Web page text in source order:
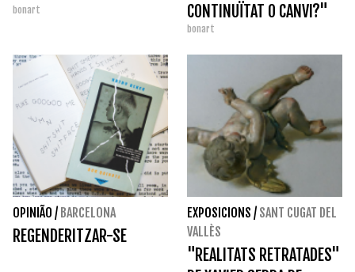
bonart
CONTINUÏTAT O CANVI?"
bonart
OPINIÃO / BARCELONA
REGENDERITZAR-SE
EXPOSICIONS / SANT CUGAT DEL
VALLÈS
"REALITATS RETRATADES"